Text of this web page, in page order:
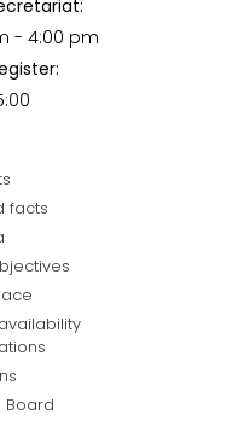
- 4:00 pm
facts
Board